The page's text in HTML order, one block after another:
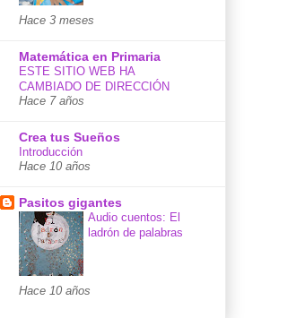
Hace 3 meses
Matemática en Primaria
ESTE SITIO WEB HA
CAMBIADO DE DIRECCIÓN
Hace 7 años
Crea tus Sueños
Introducción
Hace 10 años
Pasitos gigantes
Audio cuentos: El
ladrón de palabras
Hace 10 años